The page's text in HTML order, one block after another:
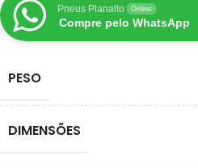
Pneus Planalto Online
Compre pelo WhatsApp
PESO
DIMENSÕES